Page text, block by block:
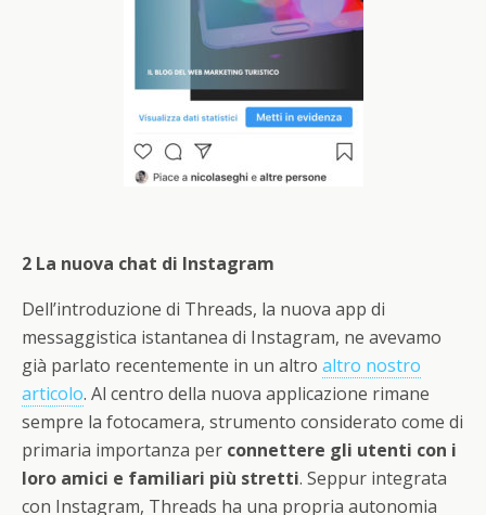
2 La nuova chat di Instagram
Dell’introduzione di Threads, la nuova app di
messaggistica istantanea di Instagram, ne avevamo
già parlato recentemente in un altro altro nostro
articolo. Al centro della nuova applicazione rimane
sempre la fotocamera, strumento considerato come di
primaria importanza per connettere gli utenti con i
loro amici e familiari più stretti. Seppur integrata
con Instagram, Threads ha una propria autonomia